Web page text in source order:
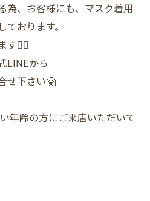
為、お客様にも、マスク着用
おります。
す🙇‍♀️
LINEから
せ下さい🤗
年齢の方にご来店いただいて